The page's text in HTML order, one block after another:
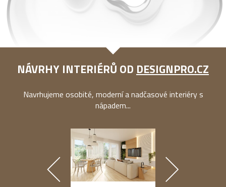
NÁVRHY INTERIÉRŮ OD DESIGNPRO.CZ
Navrhujeme osobité, moderní a nadčasové interiéry s
nápadem...